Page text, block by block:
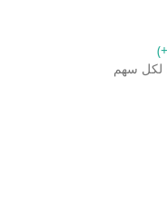
لكل سهم